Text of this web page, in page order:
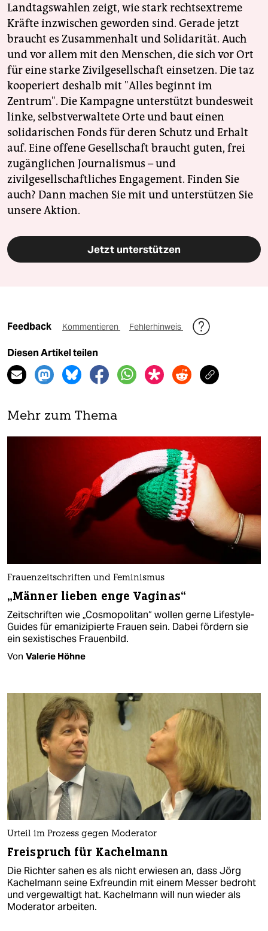
Landtagswahlen zeigt, wie stark rechtsextreme
Kräfte inzwischen geworden sind. Gerade jetzt
braucht es Zusammenhalt und Solidarität. Auch
und vor allem mit den Menschen, die sich vor Ort
für eine starke Zivilgesellschaft einsetzen. Die taz
kooperiert deshalb mit "Alles beginnt im
Zentrum". Die Kampagne unterstützt bundesweit
linke, selbstverwaltete Orte und baut einen
solidarischen Fonds für deren Schutz und Erhalt
auf. Eine offene Gesellschaft braucht guten, frei
zugänglichen Journalismus – und
zivilgesellschaftliches Engagement. Finden Sie
auch? Dann machen Sie mit und unterstützen Sie
unsere Aktion.
Jetzt unterstützen
Feedback Kommentieren Fehlerhinweis
Diesen Artikel teilen
Mehr zum Thema
Frauenzeitschriften und Feminismus
„Männer lieben enge Vaginas“
Zeitschriften wie „Cosmopolitan“ wollen gerne Lifestyle-
Guides für emanizipierte Frauen sein. Dabei fördern sie
ein sexistisches Frauenbild.
Von Valerie Höhne
Urteil im Prozess gegen Moderator
Freispruch für Kachelmann
Die Richter sahen es als nicht erwiesen an, dass Jörg
Kachelmann seine Exfreundin mit einem Messer bedroht
und vergewaltigt hat. Kachelmann will nun wieder als
Moderator arbeiten.